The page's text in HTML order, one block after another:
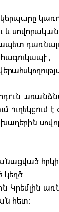
և սովորական
ուղեկցում
խաղերին
Կրեմլին
հետ։